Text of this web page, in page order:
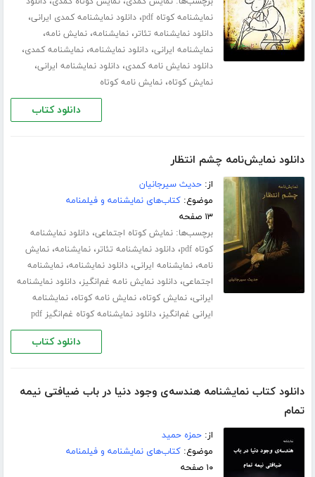
نمایشنامه کوتاه pdf
،دانلود نمایشنامه کمدی ایرانی،
دانلود نمایشنامه تئاتر،نمایشنامه،نمایش نامه،
نمایشنامه ایرانی،دانلود نمایشنامه،نمایشنامه کمدی،
دانلود نمایش نامه کمدی،دانلود نمایشنامه ایرانی،
نمایش کوتاه،نمایش نامه کوتاه
دانلود کتاب
دانلود نمایش‌نامه چشم انتظار
از:حدیث سیرجانیان
موضوع:کتاب‌های نمایشنامه و فیلمنامه
۱۳ صفحه
برچسب‌ها:نمایش کوتاه اجتماعی،دانلود نمایشنامه
کوتاه pdf
،دانلود نمایشنامه تئاتر،نمایشنامه،نمایش
نامه،نمایشنامه ایرانی،دانلود نمایشنامه،نمایشنامه
اجتماعی،دانلود نمایش نامه غم‌انگیز،دانلود نمایشنامه
ایرانی،نمایش کوتاه،نمایش نامه کوتاه،نمایشنامه
ایرانی غم‌انگیز،دانلود نمایشنامه کوتاه غم‌انگیز pdf
دانلود کتاب
دانلود کتاب نمایشنامه هندسه‌ی وجود دنیا در باب ضیافتی نیمه
تمام
از:حمزه حمید
موضوع:کتاب‌های نمایشنامه و فیلمنامه
۱۰ صفحه